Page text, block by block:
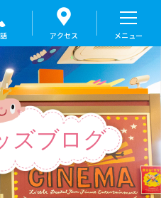
がきの自立への道｜盛岡の小児歯科なら神の前キ
ルパーク
ズブログ